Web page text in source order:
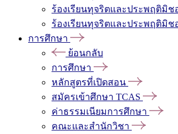
ร้องเรียนทุจริตและประพฤติมิช
ร้องเรียนทุจริตและประพฤติมิช
การศึกษา
ย้อนกลับ
การศึกษา
หลักสูตรที่เปิดสอน
สมัครเข้าศึกษา TCAS
ค่าธรรมเนียมการศึกษา
คณะและสำนักวิชา